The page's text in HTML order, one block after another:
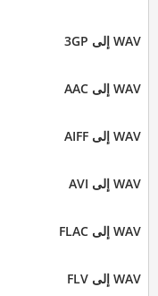
WAV إلى 3GP
WAV إلى AAC
WAV إلى AIFF
WAV إلى AVI
WAV إلى FLAC
WAV إلى FLV